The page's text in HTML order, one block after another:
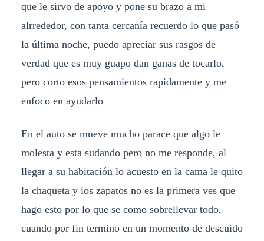
que le sirvo de apoyo y pone su brazo a mi
alrrededor, con tanta cercanía recuerdo lo que pasó
la última noche, puedo apreciar sus rasgos de
verdad que es muy guapo dan ganas de tocarlo,
pero corto esos pensamientos rapidamente y me
enfoco en ayudarlo
En el auto se mueve mucho parace que algo le
molesta y esta sudando pero no me responde, al
llegar a su habitación lo acuesto en la cama le quito
la chaqueta y los zapatos no es la primera ves que
hago esto por lo que se como sobrellevar todo,
cuando por fin termino en un momento de descuido